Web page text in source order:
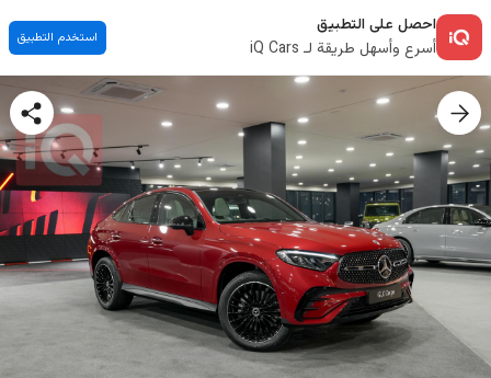
احصل على التطبيق
أسرع وأسهل طريقة لـ iQ Cars
استخدم التطبيق